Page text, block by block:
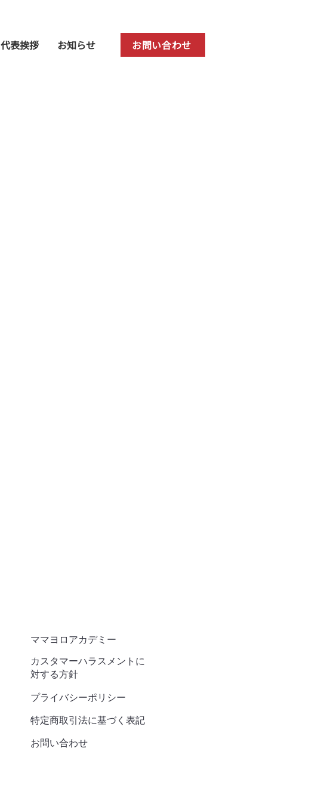
代表挨拶 お知らせ お問い合わせ
ママヨロアカデミー
カスタマーハラスメントに
対する方針
プライバシーポリシー
特定商取引法に基づく表記
お問い合わせ